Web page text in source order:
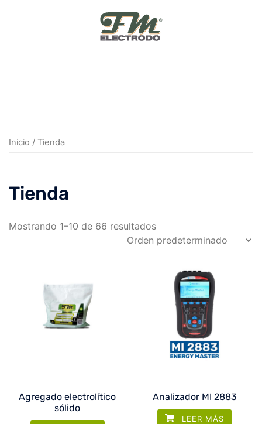
Inicio / Tienda
Tienda
Mostrando 1–10 de 66 resultados
Agregado electrolítico
sólido
Analizador MI 2883
LEER MÁS